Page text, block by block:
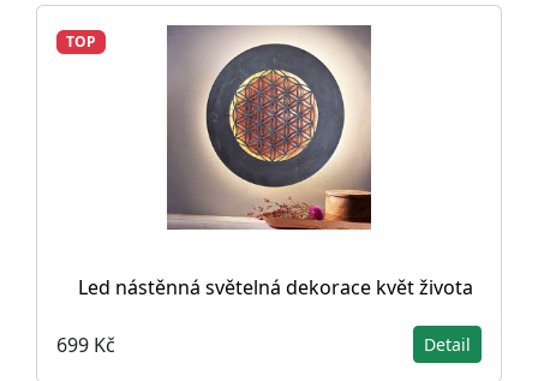
TOP
Led nástěnná světelná dekorace květ života
699 Kč Detail